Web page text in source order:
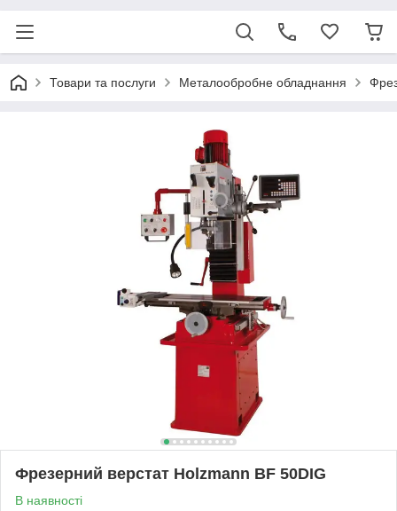
Товари та послуги Металообробне обладнання
Фрезерний верстат Holzmann BF 50DIG
В наявності